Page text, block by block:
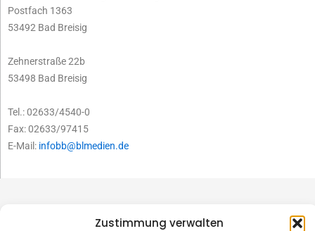
Zustimmung verwalten
Postfach 1363
53492 Bad Breisig
Zehnerstraße 22b
53498 Bad Breisig
Tel.: 02633/4540-0
Fax: 02633/97415
E-Mail: infobb@blmedien.de